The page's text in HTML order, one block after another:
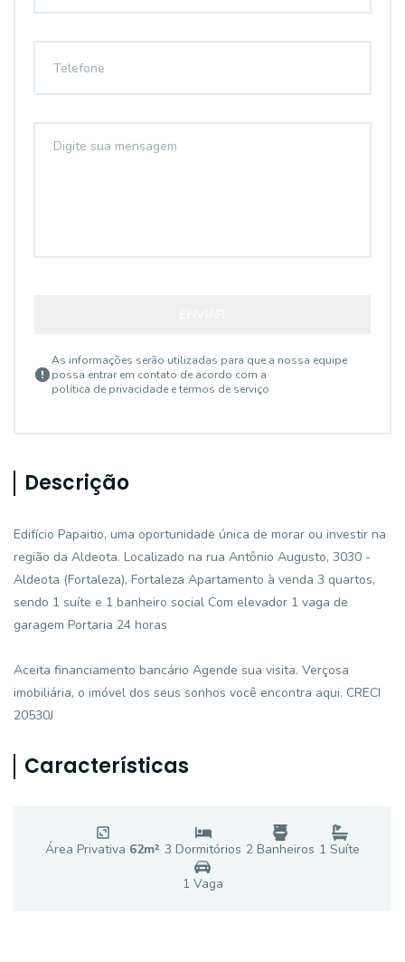
As informações serão utilizadas para que a nossa equipe
possa entrar em contato de acordo com a
política de privacidade e termos de serviço
Descrição
Edifício Papaitio, uma oportunidade única de morar ou investir na
região da Aldeota. Localizado na rua Antônio Augusto, 3030 -
Aldeota (Fortaleza), Fortaleza Apartamento à venda 3 quartos,
sendo 1 suíte e 1 banheiro social Com elevador 1 vaga de
garagem Portaria 24 horas
Aceita financiamento bancário Agende sua visita. Verçosa
imobiliária, o imóvel dos seus sonhos você encontra aqui. CRECI
20530J
Características
Área Privativa 62m² 3 Dormitórios 2 Banheiros 1 Suíte
1 Vaga